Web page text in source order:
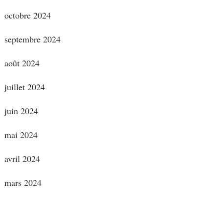
octobre 2024
septembre 2024
août 2024
juillet 2024
juin 2024
mai 2024
avril 2024
mars 2024